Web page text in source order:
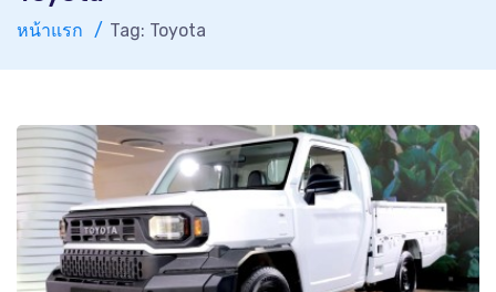
หน้าแรก Tag: Toyota